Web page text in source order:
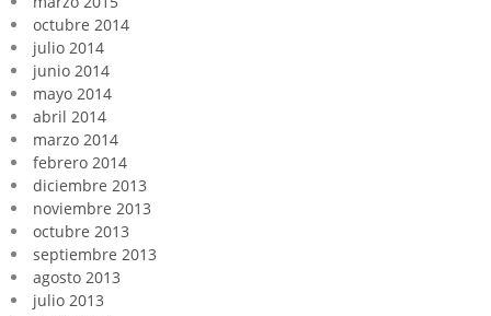
octubre 2014
julio 2014
junio 2014
mayo 2014
abril 2014
marzo 2014
febrero 2014
diciembre 2013
noviembre 2013
octubre 2013
septiembre 2013
agosto 2013
julio 2013